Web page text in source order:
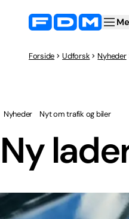
Forside Udforsk Nyheder
Ny
Nyheder Nyt om trafik og biler